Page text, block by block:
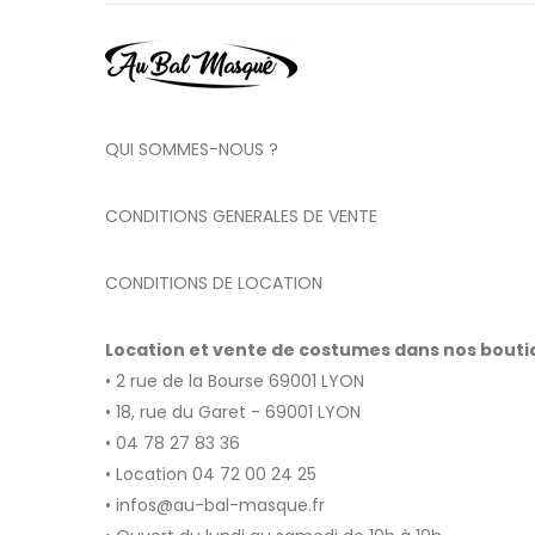
QUI SOMMES-NOUS ?
CONDITIONS GENERALES DE VENTE
CONDITIONS DE LOCATION
Location et vente de costumes dans nos
• 2 rue de la Bourse 69001 LYON
• 18, rue du Garet - 69001 LYON
• 04 78 27 83 36
• Location 04 72 00 24 25
• infos@au-bal-masque.fr